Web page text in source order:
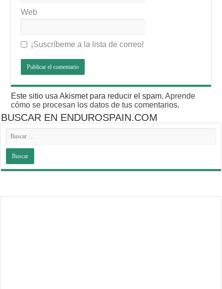
Web
¡Suscríbeme a la lista de correo!
Este sitio usa Akismet para reducir el spam.Aprende
cómo se procesan los datos de tus comentarios.
BUSCAR EN ENDUROSPAIN.COM